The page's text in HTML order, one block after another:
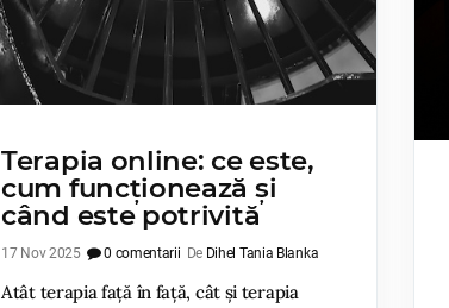
Terapia online: ce este,
cum funcționează și
când este potrivită
17 Nov 2025 0 comentarii De Dihel Tania Blanka
Atât terapia față în față, cât și terapia